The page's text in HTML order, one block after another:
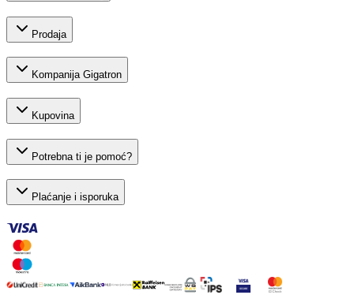
Prodaja
Kompanija Gigatron
Kupovina
Potrebna ti je pomoć?
Plaćanje i isporuka